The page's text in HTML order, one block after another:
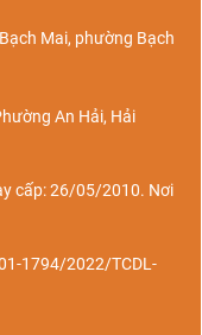
Mai, phường Bạch
An Hải, Hải
cấp: 26/05/2010. Nơi
1794/2022/TCDL-